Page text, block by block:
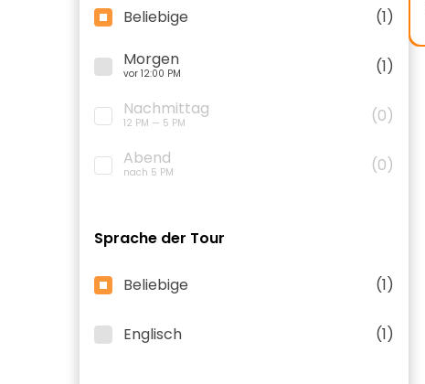
Beliebige
(1)
Morgen
vor 12:00 PM
(1)
Nachmittag
12 PM — 5 PM
(0)
Abend
nach 5 PM (0)
Sprache der Tour
Beliebige (1)
Englisch (1)